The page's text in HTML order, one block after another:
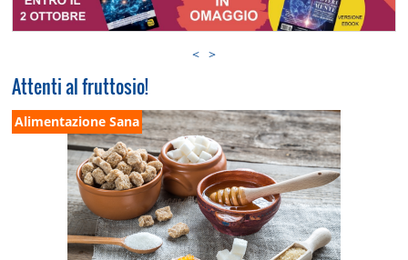
< >
Attenti al fruttosio!
Alimentazione Sana